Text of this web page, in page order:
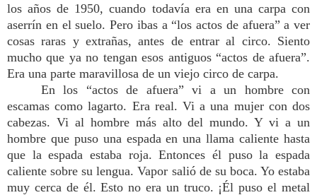
los años de 1950, cuando todavía era en una carpa con
aserrín en el suelo. Pero ibas a “los actos de afuera” a ver
cosas raras y extrañas, antes de entrar al circo. Siento
mucho que ya no tengan esos antiguos “actos de afuera”.
Era una parte maravillosa de un viejo circo de carpa.
En los “actos de afuera” vi a un hombre con
escamas como lagarto. Era real. Vi a una mujer con dos
cabezas. Vi al hombre más alto del mundo. Y vi a un
hombre que puso una espada en una llama caliente hasta
que la espada estaba roja. Entonces él puso la espada
caliente sobre su lengua. Vapor salió de su boca. Yo estaba
muy cerca de él. Esto no era un truco. ¡Él puso el metal